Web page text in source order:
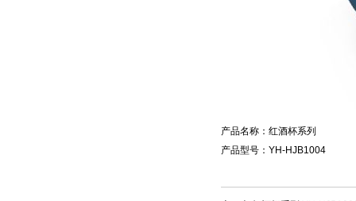
产品名称：红酒杯系列
产品型号：YH-HJB1004